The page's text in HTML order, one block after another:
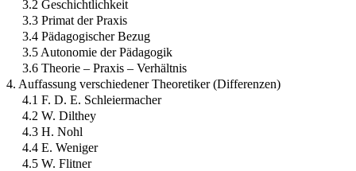
3.2 Geschichtlichkeit
3.3 Primat der Praxis
3.4 Pädagogischer Bezug
3.5 Autonomie der Pädagogik
3.6 Theorie – Praxis – Verhältnis
4. Auffassung verschiedener Theoretiker (Differenzen)
4.1 F. D. E. Schleiermacher
4.2 W. Dilthey
4.3 H. Nohl
4.4 E. Weniger
4.5 W. Flitner